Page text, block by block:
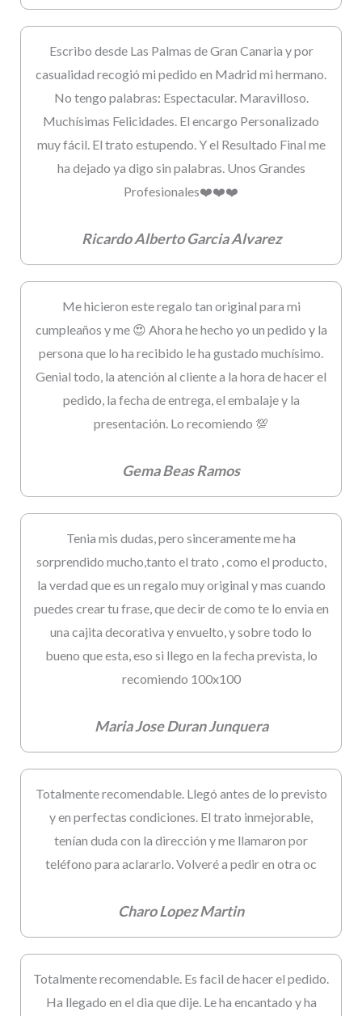
Escribo desde Las Palmas de Gran Canaria y por
casualidad recogió mi pedido en Madrid mi hermano.
No tengo palabras: Espectacular. Maravilloso.
Muchísimas Felicidades. El encargo Personalizado
muy fácil. El trato estupendo. Y el Resultado Final me
ha dejado ya digo sin palabras. Unos Grandes
Profesionales❤️❤️❤️
Ricardo Alberto Garcia Alvarez
Me hicieron este regalo tan original para mi
cumpleaños y me 😍 Ahora he hecho yo un pedido y la
persona que lo ha recibido le ha gustado muchísimo.
Genial todo, la atención al cliente a la hora de hacer el
pedido, la fecha de entrega, el embalaje y la
presentación. Lo recomiendo 💯
Gema Beas Ramos
Tenia mis dudas, pero sinceramente me ha
sorprendido mucho,tanto el trato , como el producto,
la verdad que es un regalo muy original y mas cuando
puedes crear tu frase, que decir de como te lo envia en
una cajita decorativa y envuelto, y sobre todo lo
bueno que esta, eso si llego en la fecha prevista, lo
recomiendo 100x100
Maria Jose Duran Junquera
Totalmente recomendable. Llegó antes de lo previsto
y en perfectas condiciones. El trato inmejorable,
tenían duda con la dirección y me llamaron por
teléfono para aclararlo. Volveré a pedir en otra oc
Charo Lopez Martin
Totalmente recomendable. Es facil de hacer el pedido.
Ha llegado en el dia que dije. Le ha encantado y ha